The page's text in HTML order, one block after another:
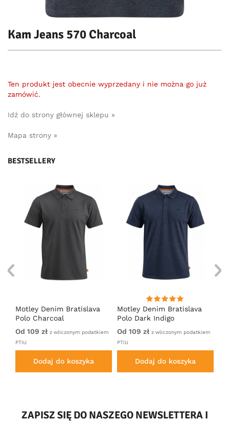
Kam Jeans 570 Charcoal
Ten produkt jest obecnie wyprzedany i nie można go już
zamówić.
Idź do strony głównej sklepu »
Mapa strony »
BESTSELLERY
Motley Denim Bratislava
Polo Charcoal
Od 109 zł z wliczonym podatkiem
PTiU
Dodaj do koszyka
Motley Denim Bratislava
Polo Dark Indigo
Od 109 zł z wliczonym podatkiem
PTiU
Dodaj do koszyka
ZAPISZ SIĘ DO NASZEGO NEWSLETTERA I